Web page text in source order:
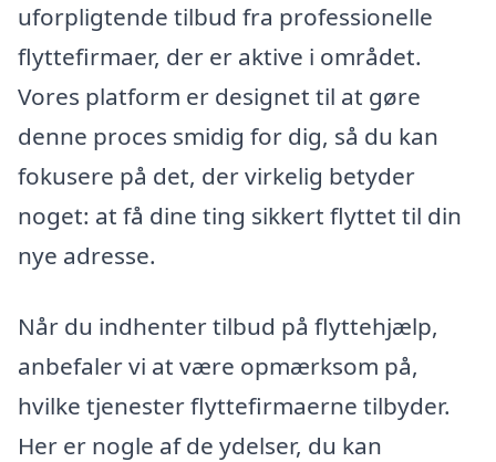
uforpligtende tilbud fra professionelle
flyttefirmaer, der er aktive i området.
Vores platform er designet til at gøre
denne proces smidig for dig, så du kan
fokusere på det, der virkelig betyder
noget: at få dine ting sikkert flyttet til din
nye adresse.
Når du indhenter tilbud på flyttehjælp,
anbefaler vi at være opmærksom på,
hvilke tjenester flyttefirmaerne tilbyder.
Her er nogle af de ydelser, du kan